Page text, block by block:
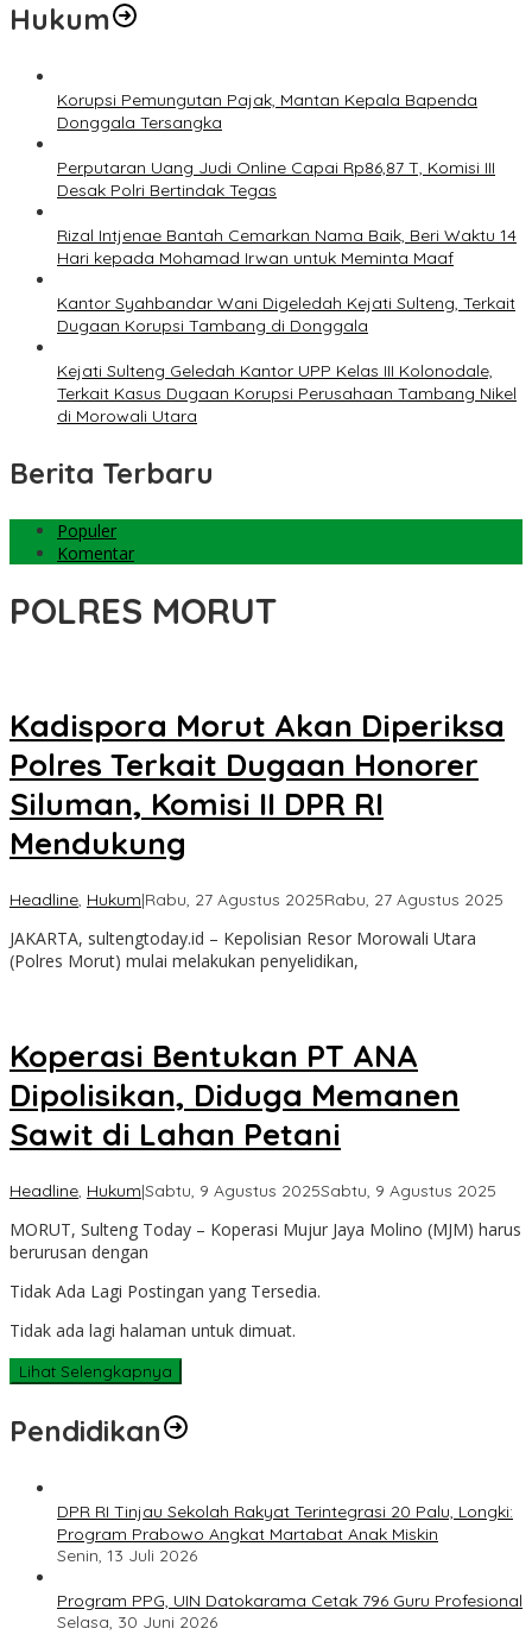
Hukum
Korupsi Pemungutan Pajak, Mantan Kepala Bapenda
Donggala Tersangka
Perputaran Uang Judi Online Capai Rp86,87 T, Komisi III
Desak Polri Bertindak Tegas
Rizal Intjenae Bantah Cemarkan Nama Baik, Beri Waktu 14
Hari kepada Mohamad Irwan untuk Meminta Maaf
Kantor Syahbandar Wani Digeledah Kejati Sulteng, Terkait
Dugaan Korupsi Tambang di Donggala
Kejati Sulteng Geledah Kantor UPP Kelas III Kolonodale,
Terkait Kasus Dugaan Korupsi Perusahaan Tambang Nikel
di Morowali Utara
Berita Terbaru
Populer
Komentar
POLRES MORUT
Kadispora Morut Akan Diperiksa
Polres Terkait Dugaan Honorer
Siluman, Komisi II DPR RI
Mendukung
Headline, Hukum|Rabu, 27 Agustus 2025Rabu, 27 Agustus 2025
JAKARTA, sultengtoday.id – Kepolisian Resor Morowali Utara
(Polres Morut) mulai melakukan penyelidikan,
Koperasi Bentukan PT ANA
Dipolisikan, Diduga Memanen
Sawit di Lahan Petani
Headline, Hukum|Sabtu, 9 Agustus 2025Sabtu, 9 Agustus 2025
MORUT, Sulteng Today – Koperasi Mujur Jaya Molino (MJM) harus
berurusan dengan
Tidak Ada Lagi Postingan yang Tersedia.
Tidak ada lagi halaman untuk dimuat.
Lihat Selengkapnya
Pendidikan
DPR RI Tinjau Sekolah Rakyat Terintegrasi 20 Palu, Longki:
Program Prabowo Angkat Martabat Anak Miskin
Senin, 13 Juli 2026
Program PPG, UIN Datokarama Cetak 796 Guru Profesional
Selasa, 30 Juni 2026